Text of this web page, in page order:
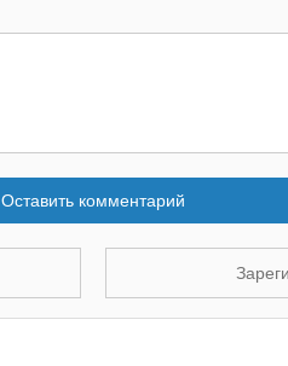
Оставить комментарий